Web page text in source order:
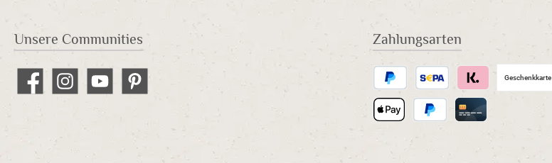
Unsere Communities
FacebookInstagramYouTube Pinterest
Zahlungsarten
PayPal
Später BezahlenSEPA Lastschrift
Klarna
Geschenkkarte
Kreditkarte